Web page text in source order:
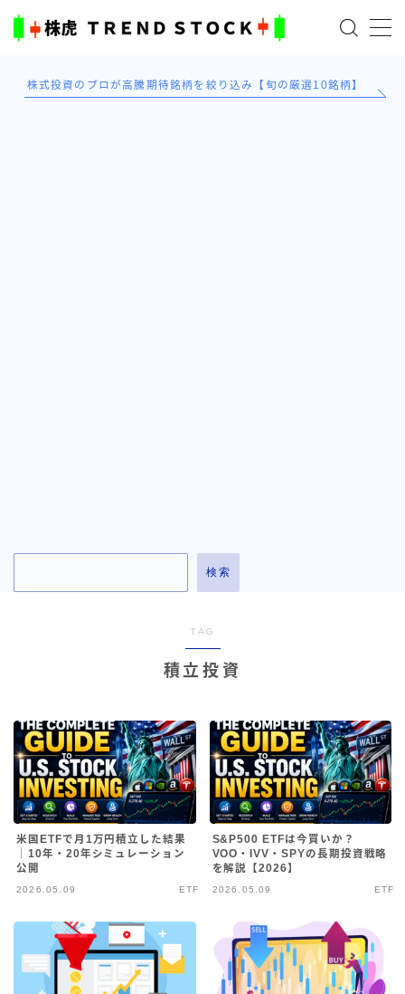
株式投資のプロが高騰期待銘柄を絞り込み【旬の厳選10銘柄】
検索
TAG
積立投資
米国ETFで月1万円積立した結果
｜10年・20年シミュレーション
公開
2026.05.09 ETF
S&P500 ETFは今買いか？
VOO・IVV・SPYの長期投資戦略
を解説【2026】
2026.05.09 ETF